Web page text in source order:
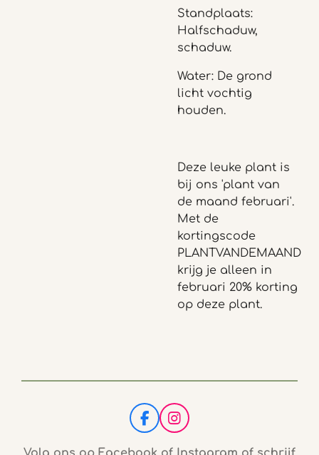
Standplaats:
Halfschaduw,
schaduw.
Water: De grond
licht vochtig
houden.
Deze leuke plant is
bij ons 'plant van
de maand februari'.
Met de
kortingscode
PLANTVANDEMAAND
krijg je alleen in
februari 20% korting
op deze plant.
F
a
c
I
n
s